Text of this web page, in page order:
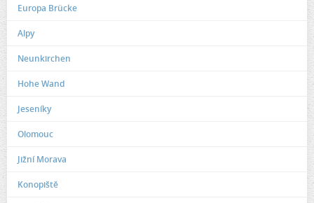
Europa Brücke
Alpy
Neunkirchen
Hohe Wand
Jeseníky
Olomouc
Jižní Morava
Konopiště